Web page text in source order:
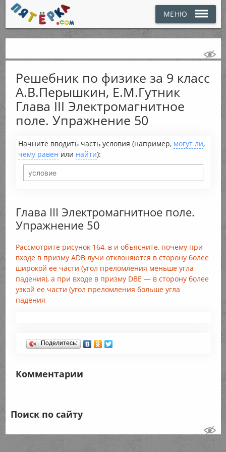
МЕНЮ
Решебник по физике за 9 класс
А.В.Перышкин, Е.М.Гутник
Глава III Электромагнитное
поле. Упражнение 50
Начните вводить часть условия (например, могут ли,
чему равен или найти):
Глава III Электромагнитное поле.
Упражнение 50
Рассмотрите рисунок 164, в и объясните, почему при
входе в призму ADB лучи отклоняются в сторону более
широкой ее части (угол преломления меньше угла
падения), а при входе в призму DBE — в сторону более
узкой ее части (угол преломления больше угла
падения
Поделитесь:
Комментарии
Поиск по сайту